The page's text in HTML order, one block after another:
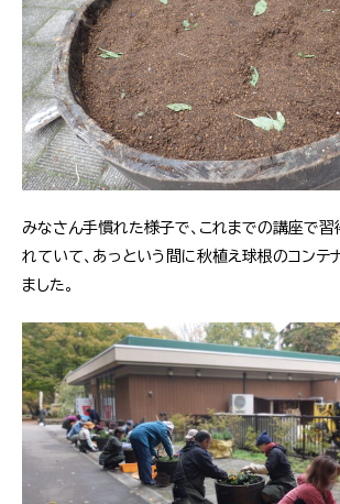
みなさん手慣れた様子で、これまでの講座で
れていて、あっという間に秋植え球根のコンテ
ました。